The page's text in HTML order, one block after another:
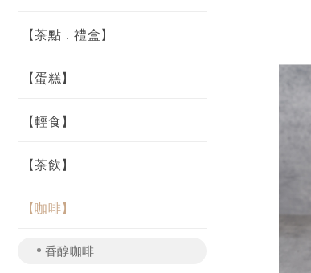
【茶點．禮盒】
【蛋糕】
【輕食】
【茶飲】
【咖啡】
香醇咖啡